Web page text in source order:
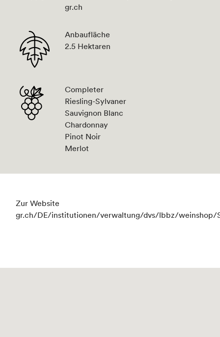
gr.ch
Anbaufläche
2.5 Hektaren
Completer
Riesling-Sylvaner
Sauvignon Blanc
Chardonnay
Pinot Noir
Merlot
Zur Website
gr.ch/DE/institutionen/verwaltung/dvs/lbbz/weinshop/